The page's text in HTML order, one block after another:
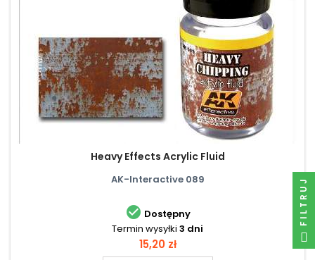
Heavy Effects Acrylic Fluid
AK-Interactive 089
 Dostępny
Termin wysyłki 3 dni
Cena
15,20 zł
FILTRUJ